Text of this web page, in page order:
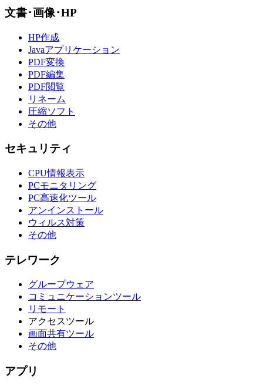
文書･画像･HP
HP作成
Javaアプリケーション
PDF変換
PDF編集
PDF閲覧
リネーム
圧縮ソフト
その他
セキュリティ
CPU情報表示
PCモニタリング
PC高速化ツール
アンインストール
ウィルス対策
その他
テレワーク
グループウェア
コミュニケーションツール
リモート
アクセスツール
画面共有ツール
その他
アプリ